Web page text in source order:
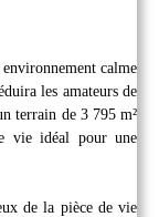
calme
les amateurs de
terrain de 3 795 m²
vie idéal pour une
de la pièce de vie